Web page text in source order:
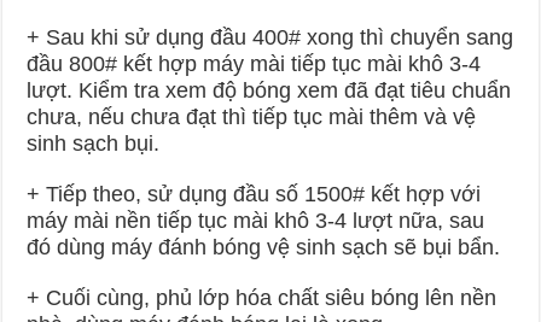
+ Sau khi sử dụng đầu 400# xong thì chuyển sang
đầu 800# kết hợp máy mài tiếp tục mài khô 3-4
lượt. Kiểm tra xem độ bóng xem đã đạt tiêu chuẩn
chưa, nếu chưa đạt thì tiếp tục mài thêm và vệ
sinh sạch bụi.
+ Tiếp theo, sử dụng đầu số 1500# kết hợp với
máy mài nền tiếp tục mài khô 3-4 lượt nữa, sau
đó dùng máy đánh bóng vệ sinh sạch sẽ bụi bẩn.
+ Cuối cùng, phủ lớp hóa chất siêu bóng lên nền